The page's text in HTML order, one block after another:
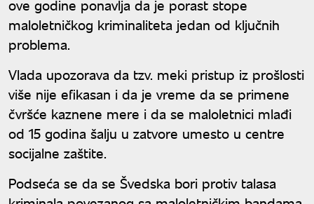
ove godine ponavlja da je porast stope
maloletničkog kriminaliteta jedan od ključnih
problema.
Vlada upozorava da tzv. meki pristup iz prošlosti
više nije efikasan i da je vreme da se primene
čvršće kaznene mere i da se maloletnici mlađi
od 15 godina šalju u zatvore umesto u centre
socijalne zaštite.
Podseća se da se Švedska bori protiv talasa